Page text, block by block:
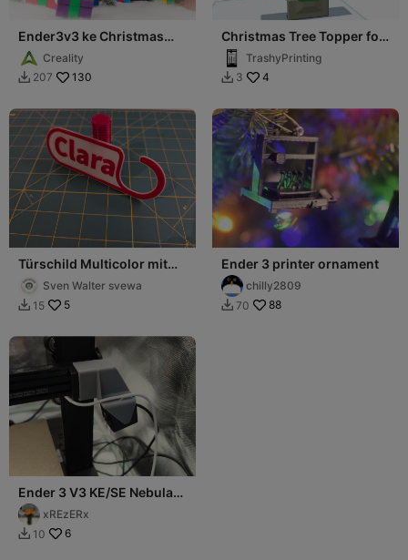
Ender3v3 ke Christmas
limited skin
Creality
 207 130
Christmas Tree Topper for
Ender 3 V3 Plus
TrashyPrinting
 3 4
Türschild Multicolor mit
Ender3 V3 SE
Sven Walter svewa
 15 5
Ender 3 printer ornament
chilly2809
 70 88
Ender 3 V3 KE/SE Nebula
Cam Support
xREzERx
 10 6